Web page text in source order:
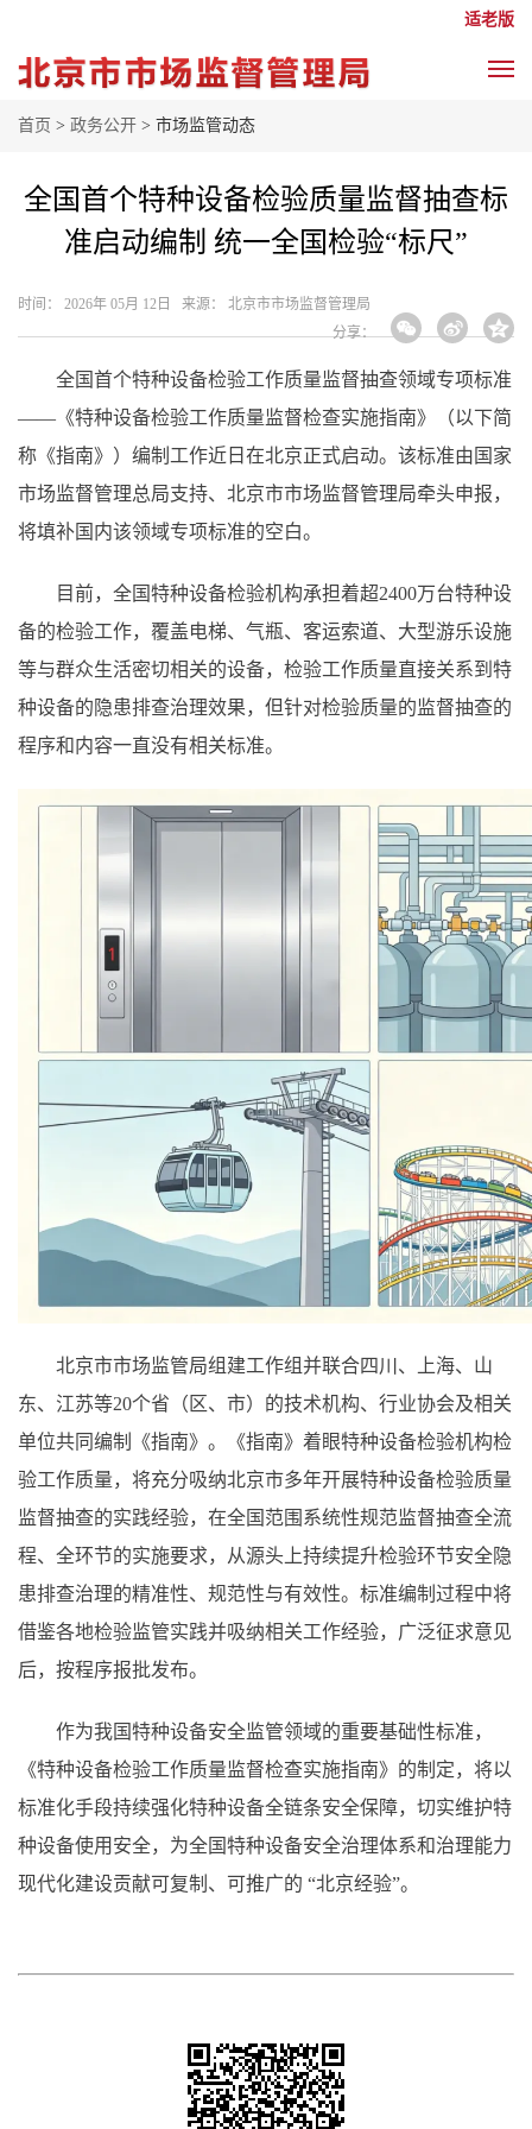
适老版
首页 > 政务公开 > 市场监管动态
全国首个特种设备检验质量监督抽查标
准启动编制 统一全国检验“标尺”
时间： 2026年 05月 12日 来源： 北京市市场监督管理局
分享：
全国首个特种设备检验工作质量监督抽查领域专项标准
——《特种设备检验工作质量监督检查实施指南》（以下简
称《指南》）编制工作近日在北京正式启动。该标准由国家
市场监督管理总局支持、北京市市场监督管理局牵头申报，
将填补国内该领域专项标准的空白。
目前，全国特种设备检验机构承担着超2400万台特种设
备的检验工作，覆盖电梯、气瓶、客运索道、大型游乐设施
等与群众生活密切相关的设备，检验工作质量直接关系到特
种设备的隐患排查治理效果，但针对检验质量的监督抽查的
程序和内容一直没有相关标准。
北京市市场监管局组建工作组并联合四川、上海、山
东、江苏等20个省（区、市）的技术机构、行业协会及相关
单位共同编制《指南》。《指南》着眼特种设备检验机构检
验工作质量，将充分吸纳北京市多年开展特种设备检验质量
监督抽查的实践经验，在全国范围系统性规范监督抽查全流
程、全环节的实施要求，从源头上持续提升检验环节安全隐
患排查治理的精准性、规范性与有效性。标准编制过程中将
借鉴各地检验监管实践并吸纳相关工作经验，广泛征求意见
后，按程序报批发布。
作为我国特种设备安全监管领域的重要基础性标准，
《特种设备检验工作质量监督检查实施指南》的制定，将以
标准化手段持续强化特种设备全链条安全保障，切实维护特
种设备使用安全，为全国特种设备安全治理体系和治理能力
现代化建设贡献可复制、可推广的 “北京经验”。